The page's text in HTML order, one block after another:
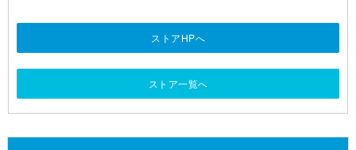
ストアHPへ
ストア一覧へ